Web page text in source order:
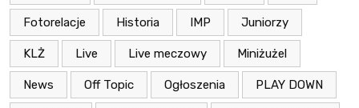
Fotorelacje Historia IMP Juniorzy
KLŻ Live Live meczowy Miniżużel
News Off Topic Ogłoszenia PLAY DOWN